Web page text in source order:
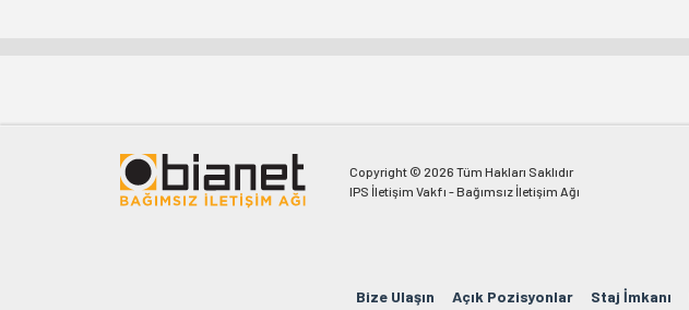
Copyright © 2026 Tüm Hakları Saklıdır
IPS İletişim Vakfı - Bağımsız İletişim Ağı
Bize Ulaşın Açık Pozisyonlar Staj İmkanı